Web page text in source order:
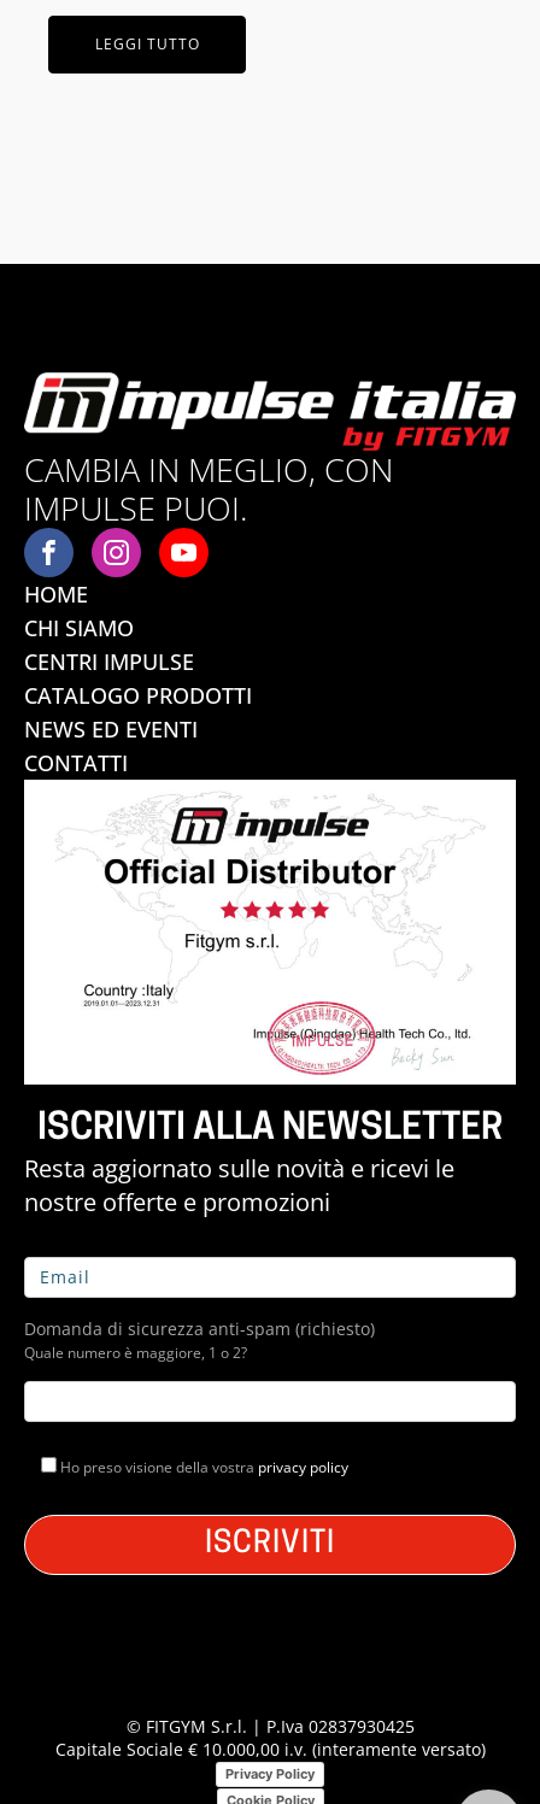
LEGGI TUTTO
CAMBIA IN MEGLIO, CON
IMPULSE PUOI.
HOME
CHI SIAMO
CENTRI IMPULSE
CATALOGO PRODOTTI
NEWS ED EVENTI
CONTATTI
ISCRIVITI ALLA NEWSLETTER
Resta aggiornato sulle novità e ricevi le
nostre offerte e promozioni
Domanda di sicurezza anti-spam (richiesto)
Quale numero è maggiore, 1 o 2?
Ho preso visione della vostra privacy policy
© FITGYM S.r.l. | P.Iva 02837930425
Capitale Sociale € 10.000,00 i.v. (interamente versato)
Privacy Policy
Cookie Policy